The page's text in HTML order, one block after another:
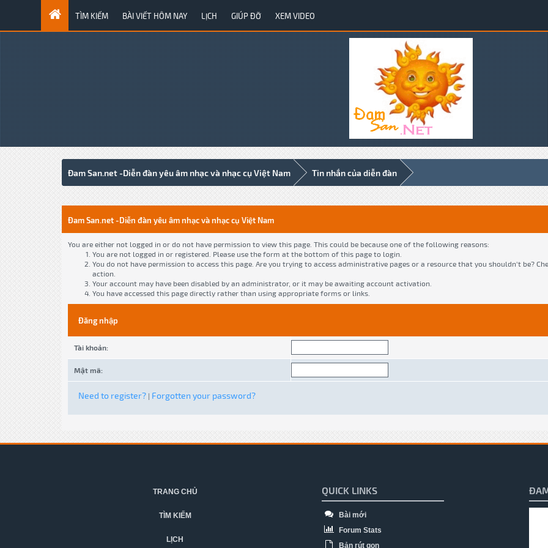
TÌM KIẾM BÀI VIẾT HÔM NAY LỊCH GIÚP ĐỠ XEM VIDEO
Đam San.net -Diễn đàn yêu âm nhạc và nhạc cụ Việt Nam Tin nhắn của diễn đàn
Đam San.net -Diễn đàn yêu âm nhạc và nhạc cụ Việt Nam
You are either not logged in or do not have permission to view this page. This could be because one of the following reasons:
You are not logged in or registered. Please use the form at the bottom of this page to login.
You do not have permission to access this page. Are you trying to access administrative pages or a resource that you shouldn't be?
action.
Your account may have been disabled by an administrator, or it may be awaiting account activation.
You have accessed this page directly rather than using appropriate forms or links.
Đăng nhập
Tài khoản:
Mật mã:
Need to register?| Forgotten your password?
TRANG CHỦ
TÌM KIẾM
LỊCH
QUICK LINKS
Bài mới
Forum Stats
Bản rút gọn